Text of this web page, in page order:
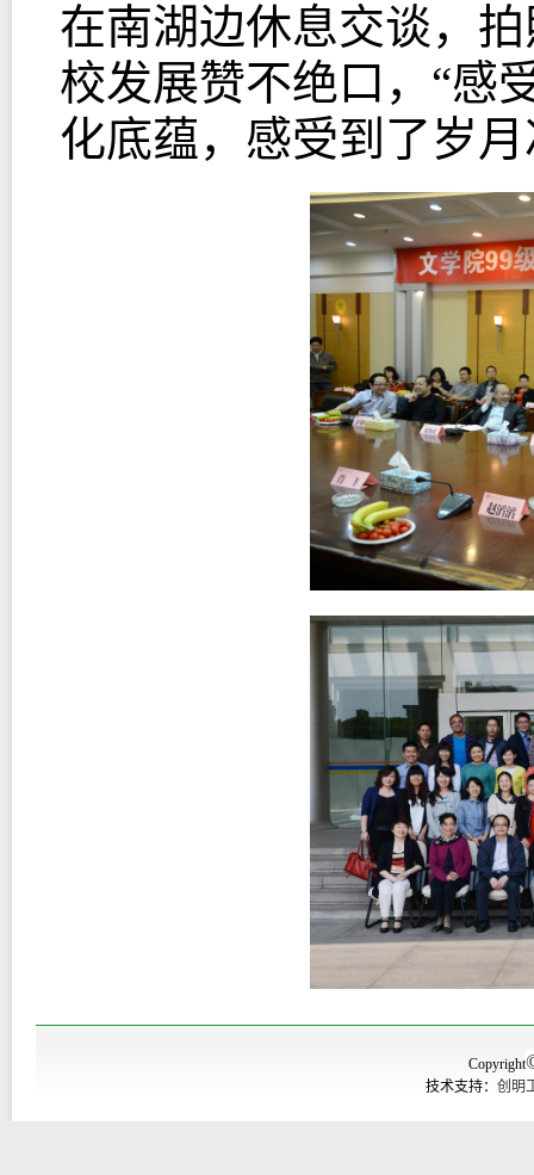
在南湖边休息交谈，
校发展赞不绝口，“感
化底蕴，感受到了岁
Copyright
技术支持：创明